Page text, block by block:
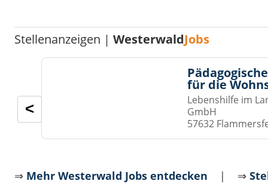
Stellenanzeigen |WesterwaldJobs
für die
Lebenshilfe im
GmbH
57632
<
⇒ Mehr Westerwald Jobs entdecken | ⇒